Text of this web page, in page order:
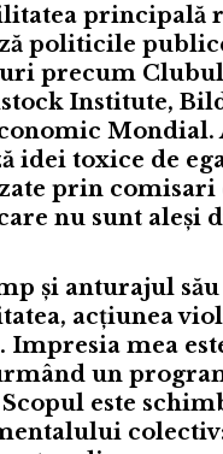
principală
politicile
precum
Institute,
Mondial.
idei toxice de
prin comisari
nu sunt aleși
și anturajul
acțiunea
Impresia mea
un
este